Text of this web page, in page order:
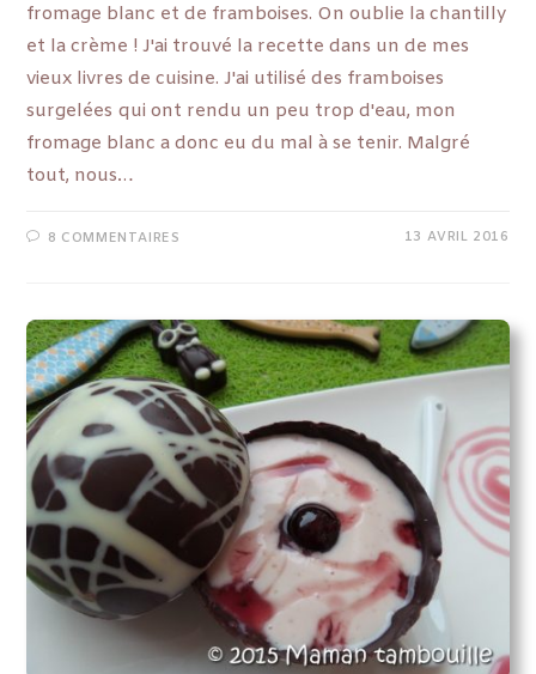
fromage blanc et de framboises. On oublie la chantilly
et la crème ! J'ai trouvé la recette dans un de mes
vieux livres de cuisine. J'ai utilisé des framboises
surgelées qui ont rendu un peu trop d'eau, mon
fromage blanc a donc eu du mal à se tenir. Malgré
tout, nous…
8 COMMENTAIRES 13 AVRIL 2016